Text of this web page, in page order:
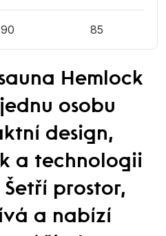
85
Hemlock
osobu
design,
a technologii
Šetří prostor,
a nabízí